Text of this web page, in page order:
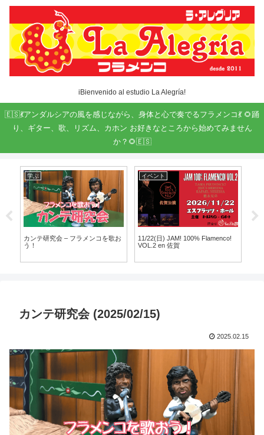
iBienvenido al estudio La Alegría!
🇪🇸💃アンダルシアの風を感じながら、身体と心で奏でるフラメンコ💃 🌻踊
り、ギター、歌、リズム、カホン お好きなところから始めてみません
か？🌻🇪🇸
学ぶ
カンテ研究会 – フラメンコを歌お
う！
イベント
11/22(日) JAM! 100% Flamenco!
VOL.2 en 佐賀
カンテ研究会 (2025/02/15)
2025.02.15